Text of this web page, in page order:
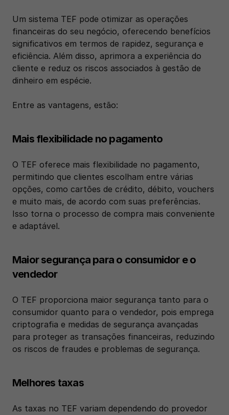
Um sistema TEF pode otimizar as operações
financeiras do seu negócio, oferecendo benefícios
significativos em termos de rapidez, segurança e
eficiência. Além disso, aprimora a experiência do
cliente e reduz os riscos associados à gestão de
dinheiro em espécie.
Entre as vantagens, estão:
Mais flexibilidade no pagamento
O TEF oferece mais flexibilidade no pagamento,
permitindo que clientes escolham entre várias
opções, como cartões de crédito, débito, vouchers
e muito mais, de acordo com suas preferências.
Isso torna o processo de compra mais conveniente
e adaptável.
Maior segurança para o consumidor e o
vendedor
O TEF proporciona maior segurança tanto para o
consumidor quanto para o vendedor, pois emprega
criptografia e medidas de segurança avançadas
para proteger as transações financeiras, reduzindo
os riscos de fraudes e problemas de segurança.
Melhores taxas
As taxas no TEF variam dependendo do provedor